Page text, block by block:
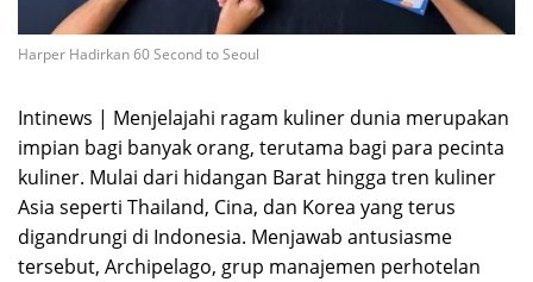
Harper Hadirkan 60 Second to Seoul
Intinews | Menjelajahi ragam kuliner dunia merupakan
impian bagi banyak orang, terutama bagi para pecinta
kuliner. Mulai dari hidangan Barat hingga tren kuliner
Asia seperti Thailand, Cina, dan Korea yang terus
digandrungi di Indonesia. Menjawab antusiasme
tersebut, Archipelago, grup manajemen perhotelan